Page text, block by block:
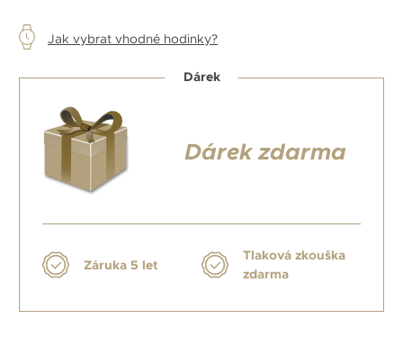
Jak vybrat vhodné hodinky?
Dárek
Dárek zdarma
Záruka 5 let
Tlaková zkouška
zdarma